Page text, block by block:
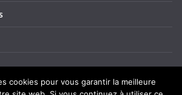
cookies pour vous garantir la meilleure